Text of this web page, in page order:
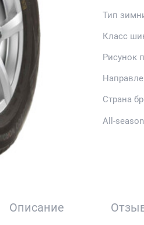
Тип
Класс
Рисунок
Страна
All-season
Описание